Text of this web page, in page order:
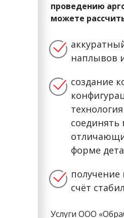
проведению
можете
наплывов
создание
соединять
форме
получение
счёт
Услуги ООО